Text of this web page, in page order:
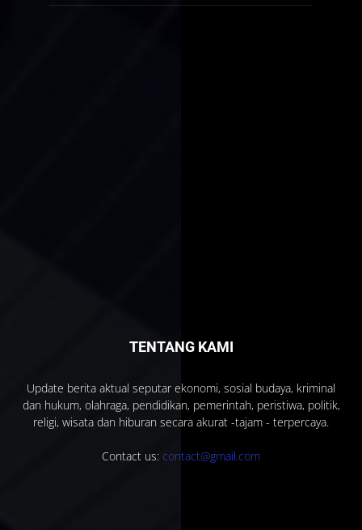
TENTANG KAMI
Update berita aktual seputar ekonomi, sosial budaya, kriminal
dan hukum, olahraga, pendidikan, pemerintah, peristiwa, politik,
religi, wisata dan hiburan secara akurat -tajam - terpercaya.
Contact us: contact@gmail.com